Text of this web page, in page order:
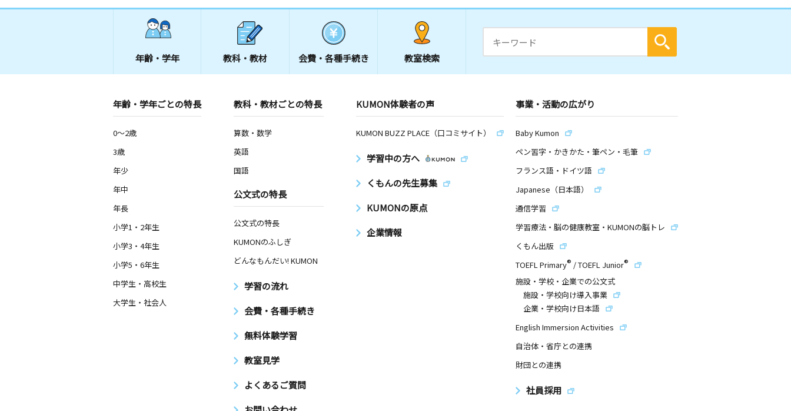
年齢・学年 教科・教材 会費・ 各種手続き 教室検索
年齢・学年ごとの特長
0～2歳
3歳
年少
年中
年長
小学1・2年生
小学3・4年生
小学5・6年生
中学生・高校生
大学生・社会人
教科・教材ごとの特長
算数・数学
英語
国語
公文式の特長
公文式の特長
KUMONのふしぎ
どんなもんだい! KUMON
学習の流れ
会費・各種手続き
無料体験学習
教室見学
よくあるご質問
KUMON体験者の声
KUMON BUZZ PLACE（口コミサイト）
学習中の方へ
くもんの先生募集
KUMONの原点
企業情報
事業・活動の広がり
Baby Kumon
ペン習字・かきかた・筆ペン・毛筆
フランス語・ドイツ語
Japanese（日本語）
通信学習
学習療法・脳の健康教室・KUMONの脳トレ
くもん出版
TOEFL Primary® /TOEFL Junior®
施設・学校・企業での公文式
施設・学校向け導入事業
企業・学校向け日本語
English Immersion Activities
自治体・省庁との連携
財団との連携
社員採用